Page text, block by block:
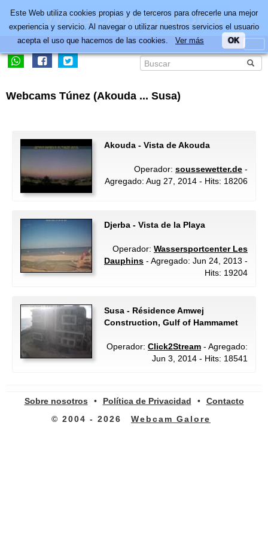
Webcams Túnez (Akouda ... Susa)
Akouda - Vista de Akouda
Operador: soussewetter.de -
Agregado: Aug 27, 2014 - Hits: 18206
Djerba - Vista de la Playa
Operador: Wassersportcenter Les
Dauphins - Agregado: Jun 24, 2013 -
Hits: 19204
Susa - Résidence Amwej
Construction, Gulf of Hammamet
Operador: Click2Stream - Agregado:
Jun 3, 2014 - Hits: 18541
Sobre nosotros • Política de Privacidad •
Contacto
© 2004 - 2026
Webcam Galore
Este Web utiliza cookies propias y de terceros para ofrecerle una mejor
experiencia y servicio. Al navegar o utilizar nuestros servicios el usuario
acepta el uso que hacemos de las cookies. Ver más OK